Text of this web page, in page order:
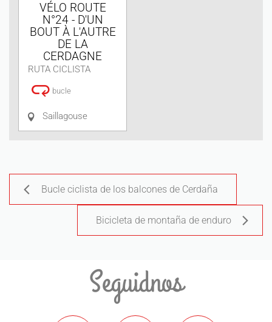
VÉLO ROUTE
N°24 - D'UN
BOUT À L'AUTRE
DE LA
CERDAGNE
RUTA CICLISTA
bucle
Saillagouse
Bucle ciclista de los balcones de Cerdaña
Bicicleta de montaña de enduro
Seguidnos